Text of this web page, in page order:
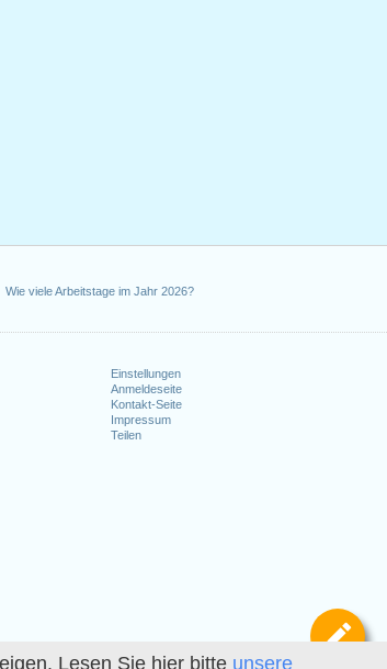
Lesen Sie hier bitte unsere
Wie viele Arbeitstage im Jahr 2026?
Einstellungen
Anmeldeseite
Kontakt-Seite
Impressum
Teilen